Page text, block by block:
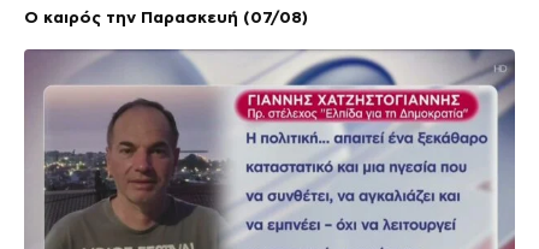
Ο καιρός την Παρασκευή (07/08)